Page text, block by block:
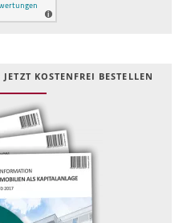
KOSTEN­FREI BESTELLEN